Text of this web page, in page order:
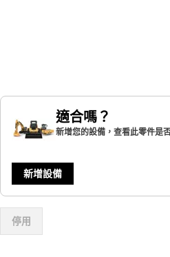
適合嗎？
新增您的設備，查看此零件是
新增設備
停用